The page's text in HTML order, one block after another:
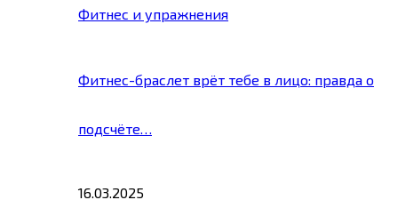
Фитнес и упражнения
Фитнес-браслет врёт тебе в лицо: правда о
подсчёте…
16.03.2025